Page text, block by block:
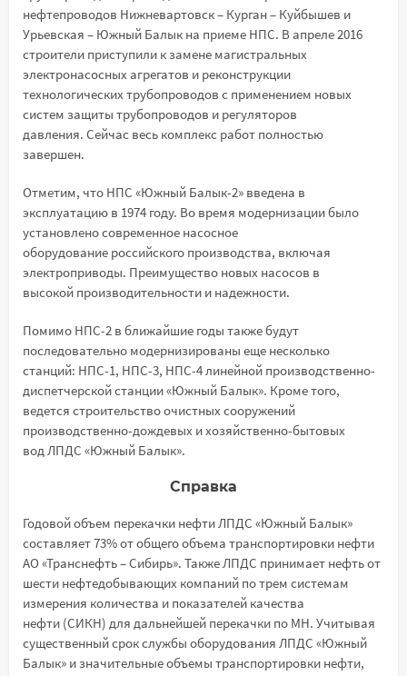
нефтепроводов Нижневартовск – Курган – Куйбышев и
Урьевская – Южный Балык на приеме НПС. В апреле 2016
строители приступили к замене магистральных
электронасосных агрегатов и реконструкции
технологических трубопроводов с применением новых
систем защиты трубопроводов и регуляторов
давления. Сейчас весь комплекс работ полностью
завершен.
Отметим, что НПС «Южный Балык-2» введена в
эксплуатацию в 1974 году. Во время модернизации было
установлено современное насосное
оборудование российского производства, включая
электроприводы. Преимущество новых насосов в
высокой производительности и надежности.
Помимо НПС-2 в ближайшие годы также будут
последовательно модернизированы еще несколько
станций: НПС-1, НПС-3, НПС-4 линейной производственно-
диспетчерской станции «Южный Балык». Кроме того,
ведется строительство очистных сооружений
производственно-дождевых и хозяйственно-бытовых
вод ЛПДС «Южный Балык».
Справка
Годовой объем перекачки нефти ЛПДС «Южный Балык»
составляет 73% от общего объема транспортировки нефти
АО «Транснефть – Сибирь». Также ЛПДС принимает нефть от
шести нефтедобывающих компаний по трем системам
измерения количества и показателей качества
нефти (СИКН) для дальнейшей перекачки по МН. Учитывая
существенный срок службы оборудования ЛПДС «Южный
Балык» и значительные объемы транспортировки нефти,